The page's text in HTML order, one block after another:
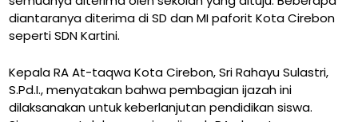
diantaranya diterima di SD dan MI paforit Kota Cirebon
seperti SDN Kartini.
Kepala RA At-taqwa Kota Cirebon, Sri Rahayu Sulastri,
S.Pd.I., menyatakan bahwa pembagian ijazah ini
dilaksanakan untuk keberlanjutan pendidikan siswa.